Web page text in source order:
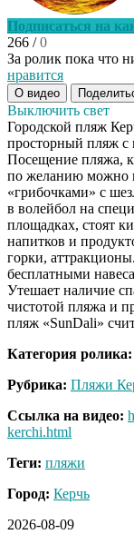
Подписаться на
266 /0
За ролик пока что
нравится
О видео
Выключить свет
Городской пляж
просторный пляж с
Посещение пляжа,
по желанию можно
«грибочками» с
в волейбол на
площадках, стоят
напитков и
горки,
бесплатными
Утешает наличие
чистотой пляжа и
пляж «SunDali»
Категория ролика:
Рубрика: Пляжи
Ссылка на видео:
kerchi.html
Теги: пляжи
Город: Керчь
2026-08-09